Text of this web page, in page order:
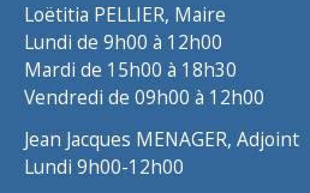
Loëtitia PELLIER, Maire
Lundi de 9h00 à 12h00
Mardi de 15h00 à 18h30
Vendredi de 09h00 à 12h00
Jean Jacques MENAGER, Adjoint
Lundi 9h00-12h00